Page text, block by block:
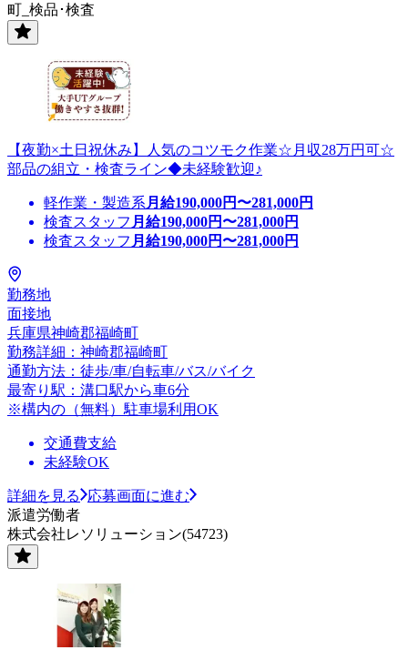
町_検品･検査
【夜勤×土日祝休み】人気のコツモク作業☆月収28万円可☆
部品の組立・検査ライン◆未経験歓迎♪
軽作業・製造系 月給190,000円〜281,000円
検査スタッフ 月給190,000円〜281,000円
検査スタッフ 月給190,000円〜281,000円
勤務地
面接地
兵庫県神崎郡福崎町
勤務詳細：神崎郡福崎町
通勤方法：徒歩/車/自転車/バス/バイク
最寄り駅：溝口駅から車6分
※構内の（無料）駐車場利用OK
交通費支給
未経験OK
詳細を見る
応募画面に進む
派遣労働者
株式会社レソリューション(54723)